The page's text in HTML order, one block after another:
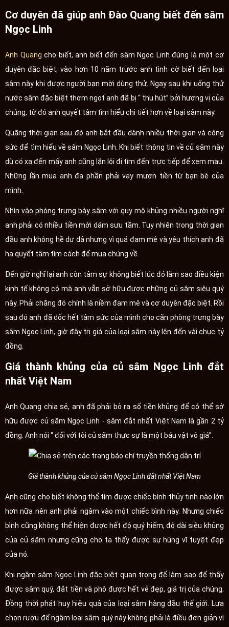
Cơ duyên đã giúp anh Đào Quang biết đến sâm
Ngọc Linh
Anh Quang cho biết, anh biết đến sâm Ngọc Linh đúng là một cơ
duyên đặc biệt, vào hơn 10 năm trước anh tình cờ biết đến loại
sâm này khi được người bạn mời dùng thử. Ngay sau khi uống thử
nước sâm đặc biệt thơm ngọt anh đã bị “ thu hút” bởi hương vị của
chúng, từ đó anh quyết tâm tìm hiểu chi tiết hơn về loại sâm này.
Quãng thời gian sau đó anh bắt đầu dành nhiều thời gian và công
sức để tìm hiểu về sâm Ngọc Linh. Khi biết thông tin về củ sâm này
dù có xa đến mấy anh cũng lặn lội đi tìm đến trực tiếp để xem mau.
Những lần mua anh đa phần phải vay mượn tiền từ bạn bè của
mình.
Nhìn vào phòng trưng bày sâm với quy mô khủng nhiều người nghĩ
anh phải có nhiều tiền mới dám sưu tầm. Tuy nhiên trong thời gian
đầu anh không hề dư dả nhưng vì quá đam mê và yêu thích anh đã
hạ quyết tâm tìm cách để mua chúng về.
Đến giờ nghĩ lại anh còn tâm sự không biết lúc đó làm sao điều kiện
kinh tế không có mà anh vẫn sở hữu được những củ sâm siêu quý
này. Phải chăng đó chính là niềm đam mê và cơ duyên đặc biệt. Rồi
sau đó anh đã dốc hết tâm sức của mình cho căn phòng trưng bày
sâm Ngọc Linh, giờ đây trị giá của loại sâm này lên đến vài chục tỷ
đồng.
Giá thành khủng của củ sâm Ngọc Linh đắt
nhất Việt Nam
Anh Quang chia sẻ, anh đã phải bỏ ra số tiền khủng để có thể sở
hữu được củ sâm Ngọc Linh - sâm đắt nhất Việt Nam là gần 2 tỷ
đồng. Anh nói “ đối với tôi củ sâm thực sự là một báu vật vô giá”.
Giá thành khủng của củ sâm Ngọc Linh đắt nhất Việt Nam
Anh cũng cho biết không thể tìm được chiếc bình thủy tinh nào lớn
hơn nữa nên anh phải ngâm vào một chiếc bình này. Nhưng chiếc
bình cũng không thể hiện được hết độ quý hiếm, độ dài siêu khủng
của củ sâm nhưng cũng cho ta thấy được sự hùng vĩ tuyệt đẹp
của nó.
Khi ngâm sâm Ngọc Linh đặc biệt quan trọng để làm sao để thấy
được sâm quý, đắt tiền và phô được hết vẻ đẹp, giá trị của chúng.
Đồng thời phát huy hiệu quả của loại sâm hàng đầu thế giới. Lựa
chọn rượu để ngâm loại sâm quý này không phải là điều đơn giản vì